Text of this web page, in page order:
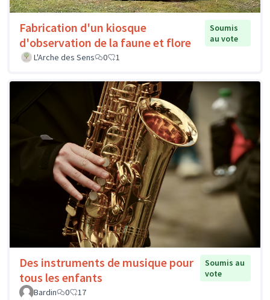
Fabrication d'un kiosque
d'observation de la faune et flore
Soumis
au vote
L'Arche des Sens
0 1
Des instruments de musique pour
tous les enfants
Soumis au
vote
Bardin
0 17